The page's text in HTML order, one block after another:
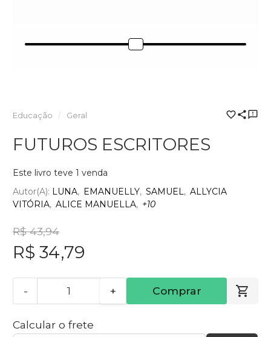
Educação Geral
FUTUROS ESCRITORES
Este livro teve 1 venda
Autor(a): LUNA EMANUELLY SAMUEL ALLYCIA
VITÓRIA ALICE MANUELLA +10
R$ 43,94
R$ 34,79
- + Comprar
Calcular o frete